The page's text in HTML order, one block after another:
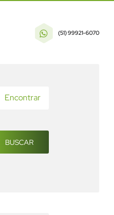
(51) 99921-6070
Encontrar
BUSCAR